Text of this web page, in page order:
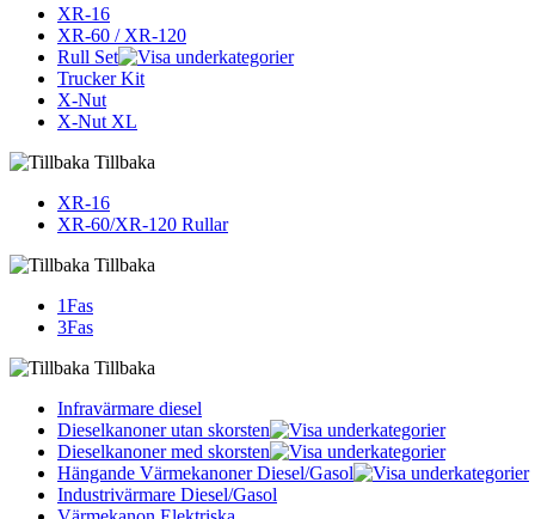
XR-16
XR-60 / XR-120
Rull Set
Trucker Kit
X-Nut
X-Nut XL
Tillbaka
XR-16
XR-60/XR-120 Rullar
Tillbaka
1Fas
3Fas
Tillbaka
Infravärmare diesel
Dieselkanoner utan skorsten
Dieselkanoner med skorsten
Hängande Värmekanoner Diesel/Gasol
Industrivärmare Diesel/Gasol